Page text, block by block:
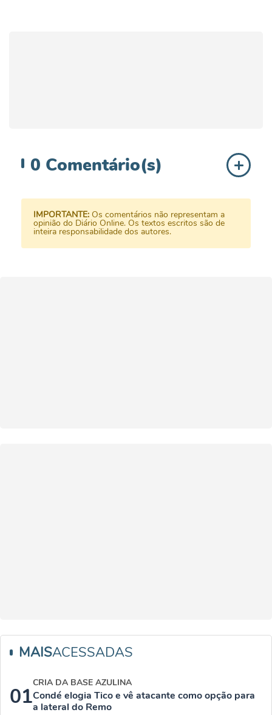
0 Comentário(s)
IMPORTANTE: Os comentários não representam a
opinião do Diário Online. Os textos escritos são de
inteira responsabilidade dos autores.
MAISACESSADAS
01
CRIA DA BASE AZULINA
Condé elogia Tico e vê atacante como opção para
a lateral do Remo